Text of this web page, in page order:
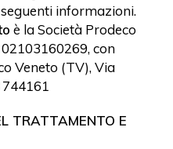
informazioni.
è la Società Prodeco
02103160269, con
Veneto (TV), Via
744161
TRATTAMENTO E